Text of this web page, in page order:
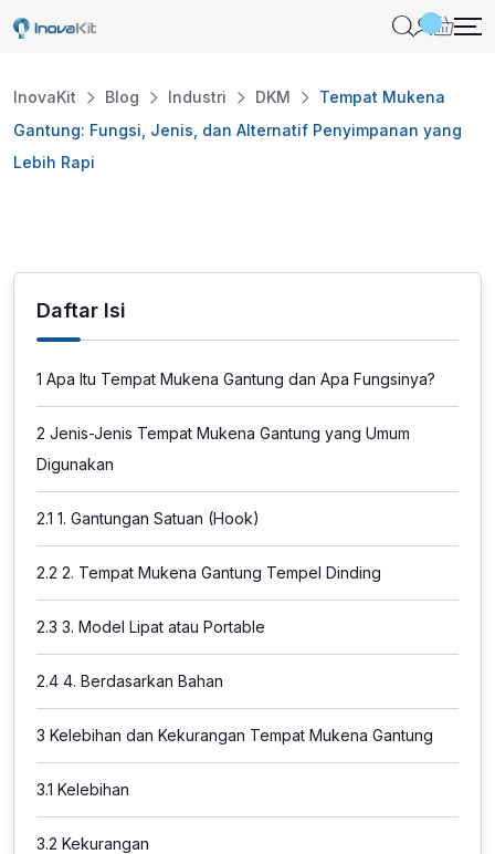
Skip
InovaKit Blog Industri DKM
Tempat Mukena
Gantung: Fungsi, Jenis, dan Alternatif Penyimpanan yang
Lebih Rapi
Daftar Isi
1 Apa Itu Tempat Mukena Gantung dan Apa Fungsinya?
2 Jenis-Jenis Tempat Mukena Gantung yang Umum
Digunakan
2.1 1. Gantungan Satuan (Hook)
2.2 2. Tempat Mukena Gantung Tempel Dinding
2.3 3. Model Lipat atau Portable
2.4 4. Berdasarkan Bahan
3 Kelebihan dan Kekurangan Tempat Mukena Gantung
3.1 Kelebihan
3.2 Kekurangan